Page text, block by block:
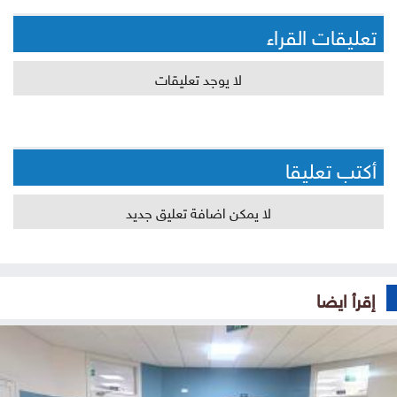
تعليقات القراء
لا يوجد تعليقات
أكتب تعليقا
لا يمكن اضافة تعليق جديد
إقرأ ايضا